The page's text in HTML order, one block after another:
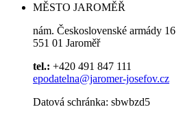
MĚSTO JAROMĚŘ
nám. Československé armády 16
551 01 Jaroměř
tel.: +420 491 847 111
epodatelna@jaromer-josefov.cz
Datová schránka: sbwbzd5